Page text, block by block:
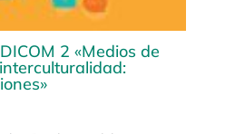
2 «Medios de